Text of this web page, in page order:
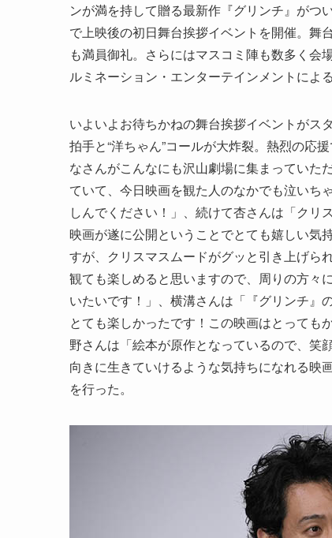
ンが満を持して贈る最新作『グリンチ』がつ
で上映後の初日舞台挨拶イベントを開催。舞
も満員御礼。さらにはマスコミ陣も数多く会
ルミネーション・エンターテインメントによ
いよいよお待ちかねの舞台挨拶イベントがス
拍手と“洋ちゃん”コールが大炸裂。熱烈の応
なさんがこんなにも沢山劇場に集まっていた
ていて、今日映画を観た人のなかでも泣いち
しんでください！」、続けて杏さんは「ク
映画が遂に公開ということでとても嬉しい気
すが、クリスマスムードがグッと引き上げら
観ても楽しめると思いますので、周りの方々
いたいです！」、横溝さんは「『グリンチ』
とても楽しかったです！この映画はとっても
野さんは「絵本が原作となっているので、笑
向きに生きていけるような気持ちになれる映
を行った。